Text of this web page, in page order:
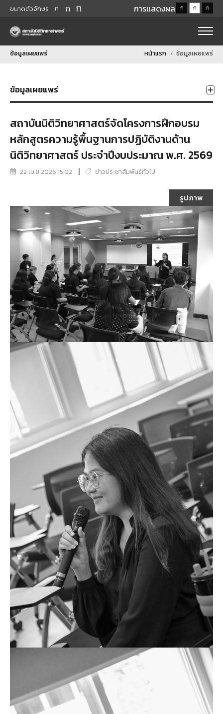
ขนาดตัวอักษร ก ก ก การแสดงผล ก ก ก
ข้อมูลเผยแพร่ หน้าแรก ข้อมูลเผยแพร่
ข้อมูลเผยแพร่
สถาบันนิติวิทยาศาสตร์จัดโครงการฝึกอบรม
หลักสูตรความรู้พื้นฐานการปฏิบัติงานด้าน
นิติวิทยาศาสตร์ ประจำปีงบประมาณ พ.ศ. 2569
22 เม.ย 2026 15:02 ข่าวประชาสัมพันธ์ทั่วไป
รูปภาพ